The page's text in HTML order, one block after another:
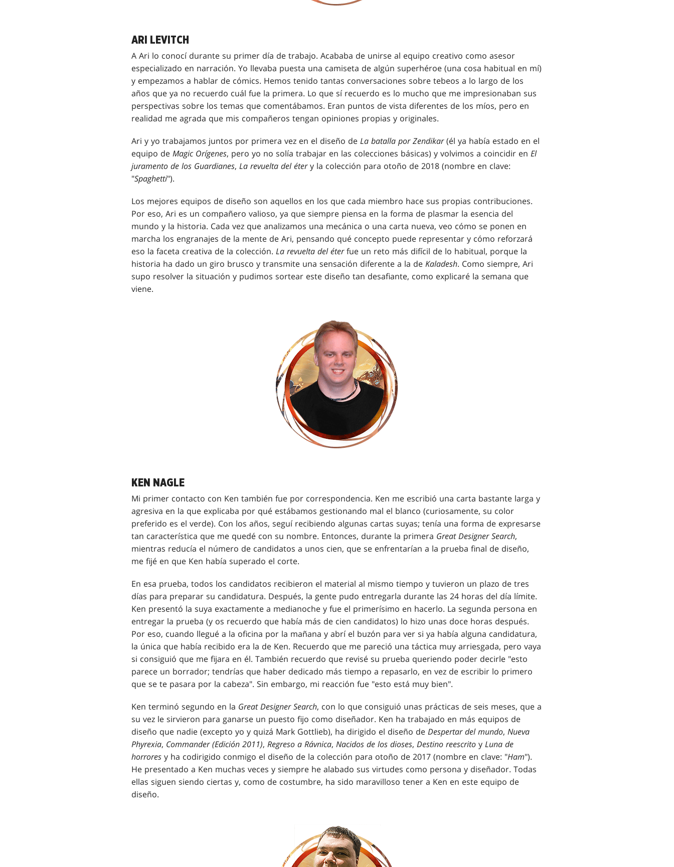
ARI LEVITCH
A Ari lo conocí durante su primer día de trabajo. Acababa de unirse al equipo creativo como asesor
especializado en narración. Yo llevaba puesta una camiseta de algún superhéroe (una cosa habitual en mí)
y empezamos a hablar de cómics. Hemos tenido tantas conversaciones sobre tebeos a lo largo de los
años que ya no recuerdo cuál fue la primera. Lo que sí recuerdo es lo mucho que me impresionaban sus
perspectivas sobre los temas que comentábamos. Eran puntos de vista diferentes de los míos, pero en
realidad me agrada que mis compañeros tengan opiniones propias y originales.
Ari y yo trabajamos juntos por primera vez en el diseño de La batalla por Zendikar(él ya había estado en el
equipo de Magic Orígenes, pero yo no solía trabajar en las colecciones básicas) y volvimos a coincidir en El
juramento de los Guardianes, La revuelta del étery la colección para otoño de 2018 (nombre en clave:
"Spaghetti").
Los mejores equipos de diseño son aquellos en los que cada miembro hace sus propias contribuciones.
Por eso, Ari es un compañero valioso, ya que siempre piensa en la forma de plasmar la esencia del
mundo y la historia. Cada vez que analizamos una mecánica o una carta nueva, veo cómo se ponen en
marcha los engranajes de la mente de Ari, pensando qué concepto puede representar y cómo reforzará
eso la faceta creativa de la colección. La revuelta del éterfue un reto más difícil de lo habitual, porque la
historia ha dado un giro brusco y transmite una sensación diferente a la de Kaladesh. Como siempre, Ari
supo resolver la situación y pudimos sortear este diseño tan desafiante, como explicaré la semana que
viene.
KEN NAGLE
Mi primer contacto con Ken también fue por correspondencia. Ken me escribió una carta bastante larga y
agresiva en la que explicaba por qué estábamos gestionando mal el blanco (curiosamente, su color
preferido es el verde). Con los años, seguí recibiendo algunas cartas suyas; tenía una forma de expresarse
tan característica que me quedé con su nombre. Entonces, durante la primera Great Designer Search,
mientras reducía el número de candidatos a unos cien, que se enfrentarían a la prueba final de diseño,
me fijé en que Ken había superado el corte.
En esa prueba, todos los candidatos recibieron el material al mismo tiempo y tuvieron un plazo de tres
días para preparar su candidatura. Después, la gente pudo entregarla durante las 24 horas del día límite.
Ken presentó la suya exactamente a medianoche y fue el primerísimo en hacerlo. La segunda persona en
entregar la prueba (y os recuerdo que había más de cien candidatos) lo hizo unas doce horas después.
Por eso, cuando llegué a la oficina por la mañana y abrí el buzón para ver si ya había alguna candidatura,
la única que había recibido era la de Ken. Recuerdo que me pareció una táctica muy arriesgada, pero vaya
si consiguió que me fijara en él. También recuerdo que revisé su prueba queriendo poder decirle "esto
parece un borrador; tendrías que haber dedicado más tiempo a repasarlo, en vez de escribir lo primero
que se te pasara por la cabeza". Sin embargo, mi reacción fue "esto está muy bien".
Ken terminó segundo en la Great Designer Search, con lo que consiguió unas prácticas de seis meses, que a
su vez le sirvieron para ganarse un puesto fijo como diseñador. Ken ha trabajado en más equipos de
diseño que nadie (excepto yo y quizá Mark Gottlieb), ha dirigido el diseño de Despertar del mundo, Nueva
Phyrexia, Commander (Edición 2011), Regreso a Rávnica, Nacidos de los dioses, Destino reescrito y Luna de
horrores y ha codirigido conmigo el diseño de la colección para otoño de 2017 (nombre en clave: "Ham").
He presentado a Ken muchas veces y siempre he alabado sus virtudes como persona y diseñador. Todas
ellas siguen siendo ciertas y, como de costumbre, ha sido maravilloso tener a Ken en este equipo de
diseño.